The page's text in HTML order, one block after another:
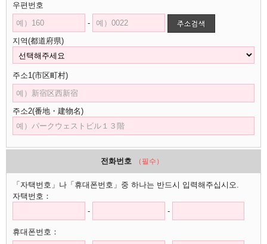
우편번호
-
지역(都道府県)
주소1(市区町村)
주소2(番地・建物名)
전화번호 （필수）
「자택번호」나「휴대폰번호」중 하나는 반드시 입력해주십시오.
자택번호：
-
-
휴대폰번호：